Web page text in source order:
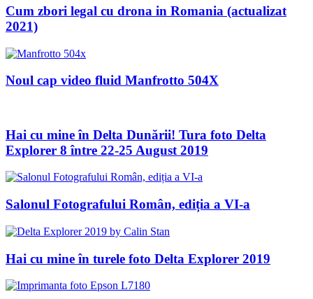
Cum zbori legal cu drona in Romania (actualizat
2021)
Noul cap video fluid Manfrotto 504X
Hai cu mine în Delta Dunării! Tura foto Delta
Explorer 8 între 22-25 August 2019
Salonul Fotografului Român, ediția a VI-a
Hai cu mine în turele foto Delta Explorer 2019